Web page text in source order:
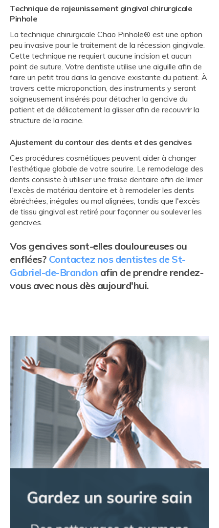
Technique de rajeunissement gingival chirurgicale
Pinhole
La technique chirurgicale Chao Pinhole® est une option
peu invasive pour le traitement de la récession gingivale.
Cette technique ne requiert aucune incision et aucun
point de suture. Votre dentiste utilise une aiguille afin de
faire un petit trou dans la gencive existante du patient. À
travers cette microponction, des instruments y seront
soigneusement insérés pour détacher la gencive du
patient et de délicatement la glisser afin de recouvrir la
structure de la racine.
Ajustement du contour des dents et des gencives
Ces procédures cosmétiques peuvent aider à changer
l'esthétique globale de votre sourire. Le remodelage des
dents consiste à utiliser une fraise dentaire afin de limer
l'excès de matériau dentaire et à remodeler les dents
ébréchées, inégales ou mal alignées, tandis que l'excès
de tissu gingival est retiré pour façonner ou soulever les
gencives.
Vos gencives sont-elles douloureuses ou
enflées? Contactez nos dentistes de St-
Gabriel-de-Brandon afin de prendre rendez-
vous avec nous dès aujourd'hui.